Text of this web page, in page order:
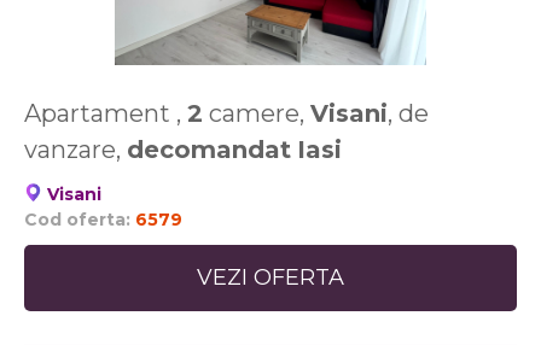
Apartament , 2 camere, Visani, de
vanzare, decomandat Iasi
Visani
Cod oferta: 6579
VEZI OFERTA